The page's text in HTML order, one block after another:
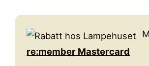
re:member Mastercard